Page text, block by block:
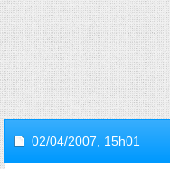
02/04/2007, 15h01